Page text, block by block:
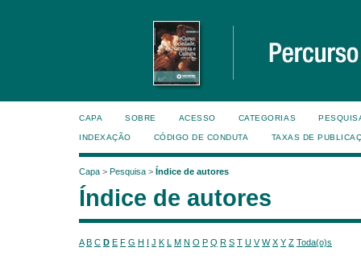
CAPA SOBRE ACESSO CATEGORIAS
INDEXAÇÃO CÓDIGO DE CONDUTA TAXAS DE
Capa > Pesquisa > Índice de autores
Índice de autores
A B C D E F G H I J K L M N O P Q R S T U V W X Y Z Toda(o)s